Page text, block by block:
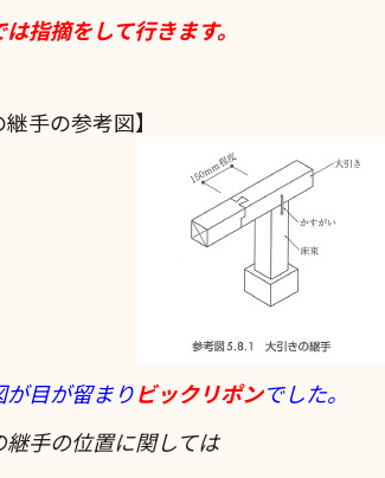
指摘をして行きます。
手の参考図】
目が留まりビックリポンでした。
手の位置に関しては